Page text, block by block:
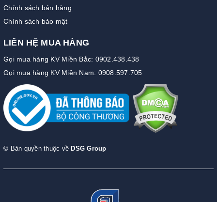
Chính sách bán hàng
Chính sách bảo mật
LIÊN HỆ MUA HÀNG
Gọi mua hàng KV Miền Bắc: 0902.438.438
Gọi mua hàng KV Miền Nam: 0908.597.705
© Bản quyền thuộc về DSG Group